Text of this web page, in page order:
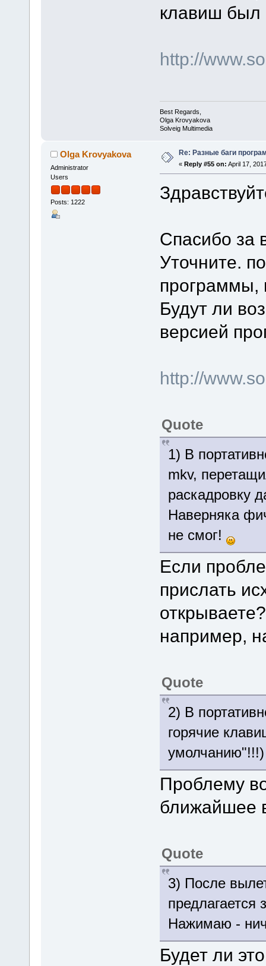
клавиш был
http://
Best Regards,
Olga Krovyakova
Solveig Multimedia
Olga Krovyakova
Administrator
Users
Posts: 1222
Re: Разные баги
« Reply #55 on: April 17,
Спасибо за
Уточните.
программы,
Будут ли
версией
http://
Quote
1) В
mkv,
раскадровку
Наверняка
не смог!
Если
прислать
например,
Quote
2) В
горячие
умолчанию"!!!)
Проблему
ближайшее
Quote
3) После
предлагается
Нажимаю -
Будет ли